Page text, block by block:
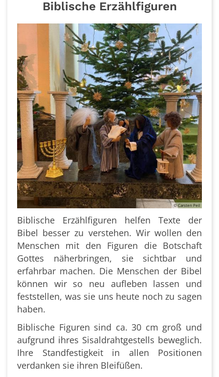
Biblische Erzählfiguren
© Carsten Peil
Biblische Erzählfiguren helfen Texte der
Bibel besser zu verstehen. Wir wollen den
Menschen mit den Figuren die Botschaft
Gottes näherbringen, sie sichtbar und
erfahrbar machen. Die Menschen der Bibel
können wir so neu aufleben lassen und
feststellen, was sie uns heute noch zu sagen
haben.
Biblische Figuren sind ca. 30 cm groß und
aufgrund ihres Sisaldrahtgestells beweglich.
Ihre Standfestigkeit in allen Positionen
verdanken sie ihren Bleifüßen.